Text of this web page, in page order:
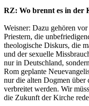
RZ: Wo brennt es in der
Weisner: Dazu gehören
Priestern, die
theologische Diskurs, die
und der sexuelle
nur in Deutschland,
Rom geplante
nur die alten Dogmen über
verbreitet werden. Wir
die Zukunft der Kirche